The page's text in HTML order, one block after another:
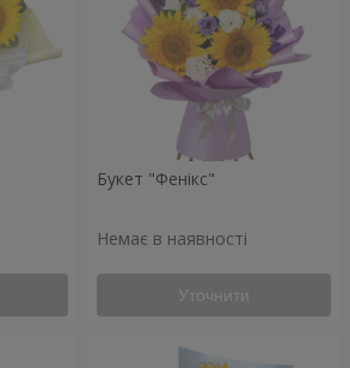
Букет "Фенікс"
Немає в наявності
Уточнити